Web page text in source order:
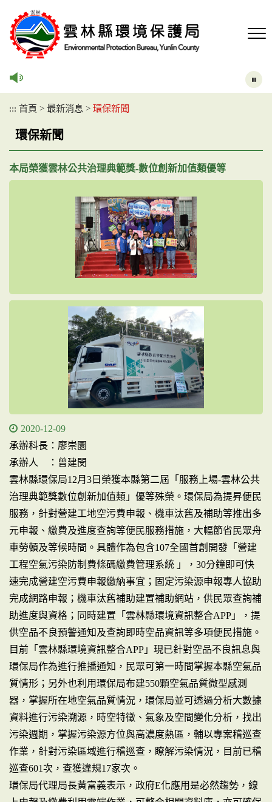
::: 首頁 > 最新消息 > 環保新聞
環保新聞
本局榮獲雲林公共治理典範獎-數位創新加值類優等
2020-12-09
承辦科長：廖崇圜
承辦人 ：曾建閔
雲林縣環保局12月3日榮獲本縣第二屆「服務上場-雲林公共
治理典範獎數位創新加值類」優等殊榮。環保局為提昇便民
服務，針對營建工地空污費申報、機車汰舊及補助等推出多
元申報、繳費及進度查詢等便民服務措施，大幅節省民眾舟
車勞頓及等候時間。具體作為包含107全國首創開發「營建
工程空氣污染防制費條碼繳費管理系統 」，30分鐘即可快
速完成營建空污費申報繳納事宜；固定污染源申報專人協助
完成網路申報；機車汰舊補助建置補助網站，供民眾查詢補
助進度與資格；同時建置「雲林縣環境資訊整合APP」，提
供空品不良預警通知及查詢即時空品資訊等多項便民措施。
目前「雲林縣環境資訊整合APP」現已針對空品不良訊息與
環保局作為進行推播通知，民眾可第一時間掌握本縣空氣品
質情形；另外也利用環保局布建550顆空氣品質微型感測
器，掌握所在地空氣品質情況，環保局並可透過分析大數據
資料進行污染溯源，時空特徵、氣象及空間變化分析，找出
污染週期，掌握污染源方位與高濃度熱區，輔以專案稽巡查
作業，針對污染區域進行稽巡查，瞭解污染情況，目前已稽
巡查601次，查獲違規17家次。
環保局代理局長黃富義表示，政府E化應用是必然趨勢，線